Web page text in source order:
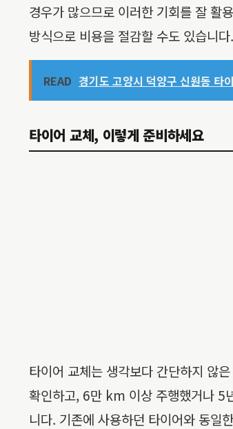
경우가 많으므로 이러한 기회를 잘 활
방식으로 비용을 절감할 수도 있습니
READ 경기도 고양시 덕양구 신원동 타
타이어 교체, 이렇게 준비하세요
타이어 교체는 생각보다 간단하지 않
확인하고, 6만 km 이상 주행했거나 5
니다. 기존에 사용하던 타이어와 동일